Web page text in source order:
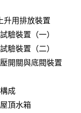
升用排放裝置
驗裝置（一）
驗裝置（二）
開關與底閥裝置
成
頂水箱